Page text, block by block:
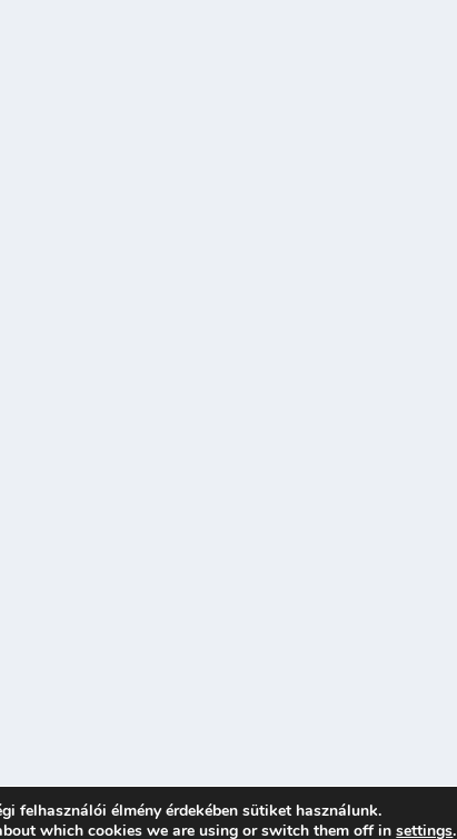
felhasználói élmény érdekében sütiket használunk.
which cookies we are using or switch them off insettings.